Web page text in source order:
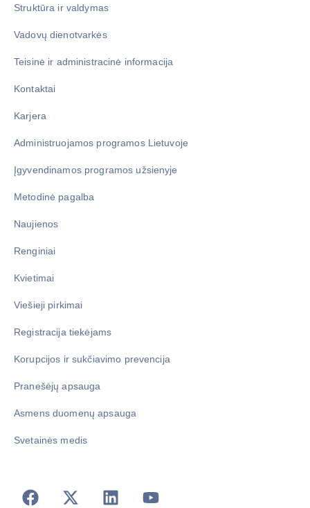
Struktūra ir valdymas
Vadovų dienotvarkės
Teisinė ir administracinė informacija
Kontaktai
Karjera
Administruojamos programos Lietuvoje
Įgyvendinamos programos užsienyje
Metodinė pagalba
Naujienos
Renginiai
Kvietimai
Viešieji pirkimai
Registracija tiekėjams
Korupcijos ir sukčiavimo prevencija
Pranešėjų apsauga
Asmens duomenų apsauga
Svetainės medis